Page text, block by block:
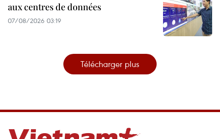
aux centres de données
07/08/2026 03:19
Télécharger plus